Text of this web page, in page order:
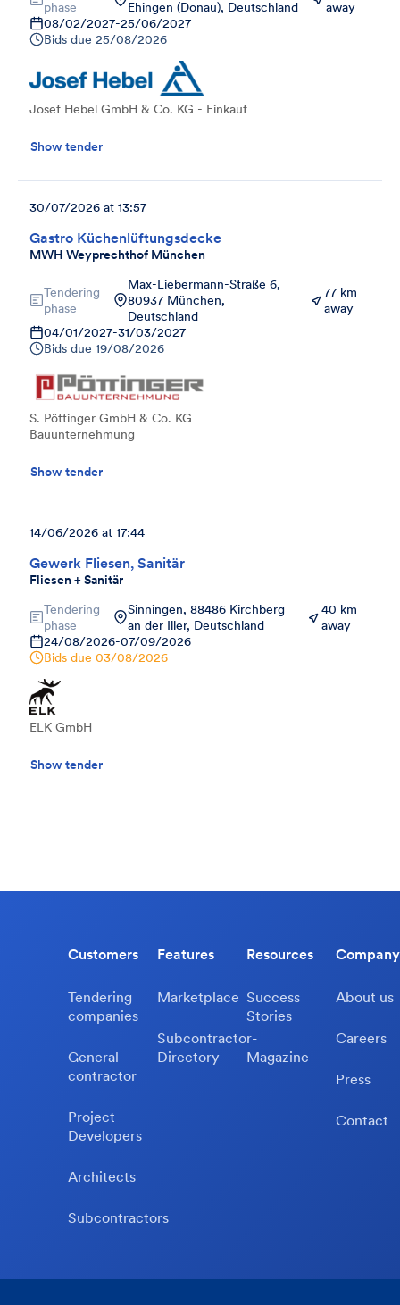
phase Ehingen (Donau), Deutschland
away
08/02/2027-25/06/2027
Bids due 25/08/2026
Josef Hebel GmbH & Co. KG - Einkauf
Show tender
Gastro Küchenlüftungsdecke
MWH Weyprechthof München
30/07/2026 at 13:57
Tendering
phase
Max-Liebermann-Straße 6,
80937 München,
Deutschland
77 km
away
04/01/2027-31/03/2027
Bids due 19/08/2026
S. Pöttinger GmbH & Co. KG
Bauunternehmung
Show tender
Gewerk Fliesen, Sanitär
Fliesen + Sanitär
14/06/2026 at 17:44
Tendering
phase
Sinningen, 88486 Kirchberg
an der Iller, Deutschland
40 km
away
24/08/2026-07/09/2026
Bids due 03/08/2026
ELK GmbH
Show tender
Customers
Tendering
companies
General
contractor
Project
Developers
Architects
Subcontractors
Features
Marketplace
Subcontractor-
Directory
Resources
Success
Stories
Magazine
Company
About us
Careers
Press
Contact